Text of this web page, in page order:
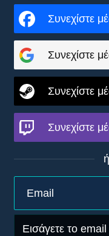
Συνεχίστε
Συνεχίστε
Συνεχίστε
Συνεχίστε
Εισάγετε το